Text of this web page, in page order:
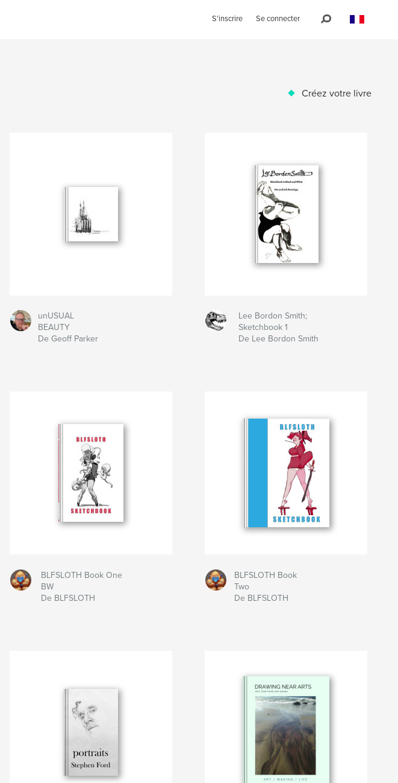
S'inscrire Se connecter
Créez votre livre
unUSUAL
BEAUTY
De Geoff Parker
Lee Bordon Smith;
Sketchbook 1
De Lee Bordon Smith
BLFSLOTH Book One
BW
De BLFSLOTH
BLFSLOTH Book
Two
De BLFSLOTH